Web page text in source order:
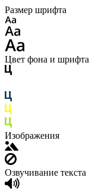
Размер шрифта
Цвет фона и шрифта
Изображения
Озвучивание текста